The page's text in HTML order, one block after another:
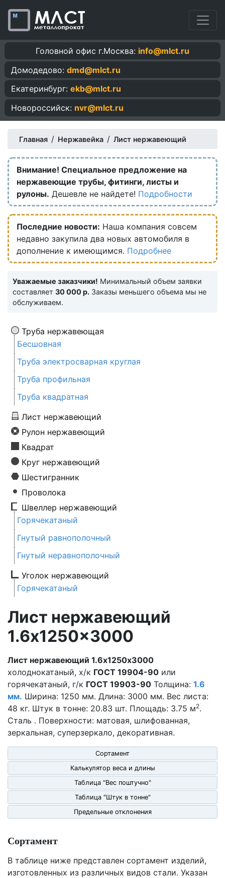
Головной офис г.Москва: info@mlct.ru
Домодедово: dmd@mlct.ru
Екатеринбург: ekb@mlct.ru
Новороссийск: nvr@mlct.ru
Главная / Нержавейка / Лист нержавеющий
Внимание! Специальное предложение на
нержавеющие трубы, фитинги, листы и
рулоны. Дешевле не найдете! Подробности
Последние новости: Наша компания совсем
недавно закупила два новых автомобиля в
дополнение к имеющимся. Подробнее
Уважаемые заказчики! Минимальный объем заявки
составляет 30 000 р. Заказы меньшего объема мы не
обслуживаем.
Труба нержавеющая
Бесшовная
Труба электросварная круглая
Труба профильная
Труба квадратная
Лист нержавеющий
Рулон нержавеющий
Квадрат
Круг нержавеющий
Шестигранник
Проволока
Швеллер нержавеющий
Горячекатаный
Гнутый равнополочный
Гнутый неравнополочный
Уголок нержавеющий
Горячекатаный
Лист нержавеющий
1.6x1250x3000
Лист нержавеющий 1.6х1250х3000
холоднокатаный, х/к ГОСТ 19904-90 или
горячекатаный, г/к ГОСТ 19903-90 Толщина: 1.6
мм. Ширина: 1250 мм. Длина: 3000 мм. Вес листа:
48 кг. Штук в тонне: 20.83 шт. Площадь: 3.75 м2.
Сталь . Поверхности: матовая, шлифованная,
зеркальная, суперзеркало, декоративная.
Сортамент
Калькулятор веса и длины
Таблица "Вес поштучно"
Таблица "Штук в тонне"
Предельные отклонения
Сортамент
В таблице ниже представлен сортамент изделий,
изготовленных из различных видов стали. Указан